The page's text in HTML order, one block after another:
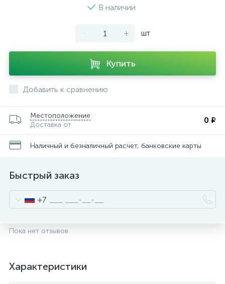
В наличии
- + шт
Купить
Добавить к сравнению
Местоположение
Доставка от
0 ₽
Наличный и безналичный расчет, банковские карты
Быстрый заказ
+7
Пока нет отзывов
Характеристики